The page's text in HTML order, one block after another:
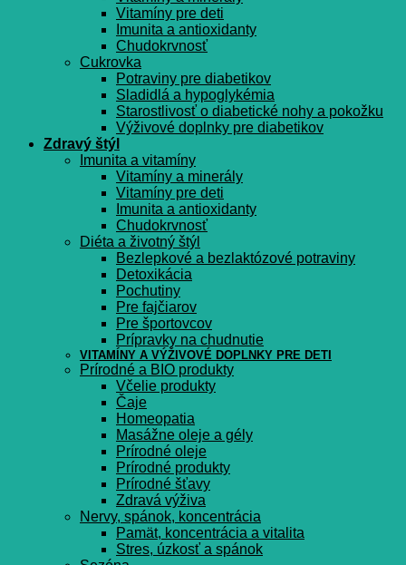
Vitamíny pre deti
Imunita a antioxidanty
Chudokrvnosť
Cukrovka
Potraviny pre diabetikov
Sladidlá a hypoglykémia
Starostlivosť o diabetické nohy a pokožku
Výživové doplnky pre diabetikov
Zdravý štýl
Imunita a vitamíny
Vitamíny a minerály
Vitamíny pre deti
Imunita a antioxidanty
Chudokrvnosť
Diéta a životný štýl
Bezlepkové a bezlaktózové potraviny
Detoxikácia
Pochutiny
Pre fajčiarov
Pre športovcov
Prípravky na chudnutie
VITAMÍNY A VÝŽIVOVÉ DOPLNKY PRE DETI
Prírodné a BIO produkty
Včelie produkty
Čaje
Homeopatia
Masážne oleje a gély
Prírodné oleje
Prírodné produkty
Prírodné šťavy
Zdravá výživa
Nervy, spánok, koncentrácia
Pamät, koncentrácia a vitalita
Stres, úzkosť a spánok